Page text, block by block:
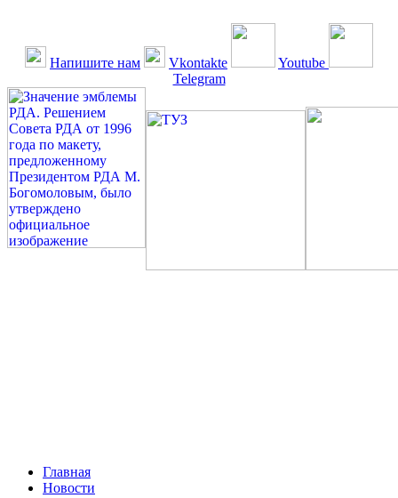
Напишите нам Vkontakte
Youtube
Telegram
Главная
Новости